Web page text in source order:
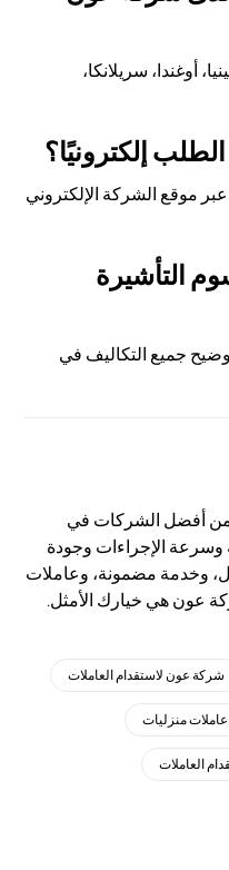
أوغندا، سريلانكا،
موقع الشركة الإلكتروني
التأشيرة
جميع التكاليف في
أفضل الشركات في
وسرعة الإجراءات وجودة
وخدمة مضمونة، وعاملات
عون هي خيارك الأمثل.
شركة عون لاستقدام العاملات
عاملات منزليات
العاملات